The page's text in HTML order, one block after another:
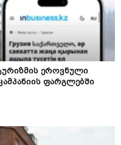
ეროვნული
ფარგლებში